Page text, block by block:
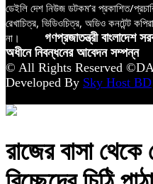
ডেইলি দেশ নিউজ ডটকম’র প্রকাশিত/
রেখাচিত্র, ভিডিওচিত্র, অডিও কনটেন্ট
না।
গণপ্রজাতন্ত্রী বাংলাদেশ
অধীনে নিবন্ধনের আবেদন সম্পন্ন
© All Rights Reserved
Developed By Sky Host BD
রাজের বাসা থেকে